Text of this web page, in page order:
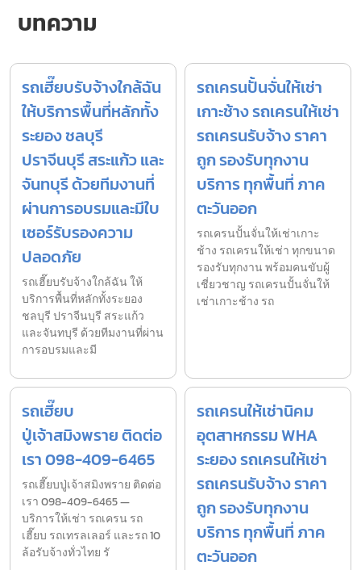
บทความ
รถเฮี๊ยบรับจ้างใกล้ฉัน
ให้บริการพื้นที่หลักทั้ง
ระยอง ชลบุรี
ปราจีนบุรี สระแก้ว และ
จันทบุรี ด้วยทีมงานที่
ผ่านการอบรมและมีใบ
เซอร์รับรองความ
ปลอดภัย
รถเฮี๊ยบรับจ้างใกล้ฉัน ให้
บริการพื้นที่หลักทั้งระยอง
ชลบุรี ปราจีนบุรี สระแก้ว
และจันทบุรี ด้วยทีมงานที่ผ่าน
การอบรมและมี
รถเครนปั้นจั่นให้เช่า
เกาะช้าง รถเครนให้เช่า
รถเครนรับจ้าง ราคา
ถูก รองรับทุกงาน
บริการ ทุกพื้นที่ ภาค
ตะวันออก
รถเครนปั้นจั่นให้เช่าเกาะ
ช้าง รถเครนให้เช่า ทุกขนาด
รองรับทุกงาน พร้อมคนขับผู้
เชี่ยวชาญ รถเครนปั้นจั่นให้
เช่าเกาะช้าง รถ
รถเฮี๊ยบ
ปู่เจ้าสมิงพราย ติดต่อ
เรา 098-409-6465
รถเฮี๊ยบปู่เจ้าสมิงพราย ติดต่อ
เรา 098-409-6465 —
บริการให้เช่า รถเครน รถ
เฮี๊ยบ รถเทรลเลอร์ และรถ 10
ล้อรับจ้างทั่วไทย รั
รถเครนให้เช่านิคม
อุตสาหกรรม WHA
ระยอง รถเครนให้เช่า
รถเครนรับจ้าง ราคา
ถูก รองรับทุกงาน
บริการ ทุกพื้นที่ ภาค
ตะวันออก